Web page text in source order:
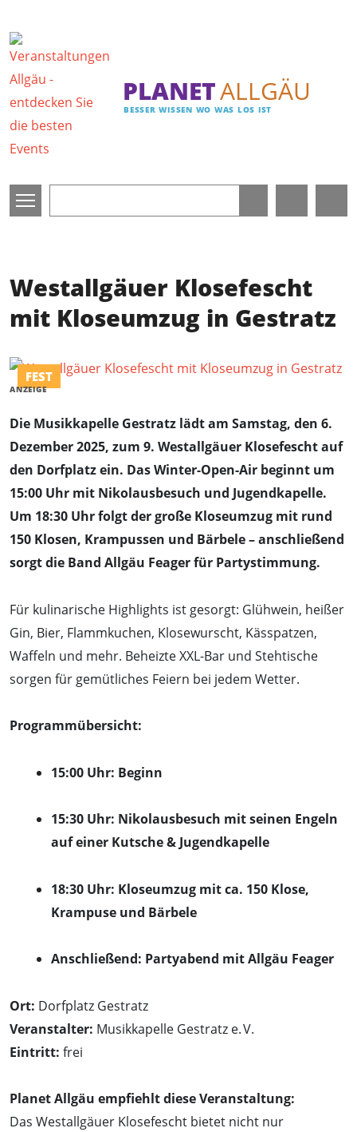
PLANETALLGÄU
BESSER WISSEN WO WAS LOS IST
Westallgäuer Klosefescht
mit Kloseumzug in Gestratz
FEST
ANZEIGE
Die Musikkapelle Gestratz lädt am Samstag, den 6.
Dezember 2025, zum 9. Westallgäuer Klosefescht auf
den Dorfplatz ein. Das Winter-Open-Air beginnt um
15:00 Uhr mit Nikolausbesuch und Jugendkapelle.
Um 18:30 Uhr folgt der große Kloseumzug mit rund
150 Klosen, Krampussen und Bärbele – anschließend
sorgt die Band Allgäu Feager für Partystimmung.
Für kulinarische Highlights ist gesorgt: Glühwein, heißer
Gin, Bier, Flammkuchen, Klosewurscht, Kässpatzen,
Waffeln und mehr. Beheizte XXL-Bar und Stehtische
sorgen für gemütliches Feiern bei jedem Wetter.
Programmübersicht:
15:00 Uhr: Beginn
15:30 Uhr: Nikolausbesuch mit seinen Engeln
auf einer Kutsche& Jugendkapelle
18:30 Uhr: Kloseumzug mitca. 150 Klose,
Krampuse und Bärbele
Anschließend: Partyabend mit Allgäu Feager
Ort: Dorfplatz Gestratz
Veranstalter: Musikkapelle Gestratz e. V.
Eintritt: frei
Planet Allgäu empfiehlt diese Veranstaltung:
Das Westallgäuer Klosefescht bietet nicht nur